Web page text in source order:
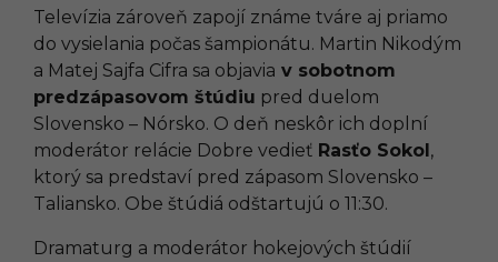
Televízia zároveň zapojí známe tváre aj priamo
do vysielania počas šampionátu. Martin Nikodým
a Matej Sajfa Cifra sa objavia v sobotnom
predzápasovom štúdiu pred duelom
Slovensko – Nórsko. O deň neskôr ich doplní
moderátor relácie Dobre vedieť Rasťo Sokol,
ktorý sa predstaví pred zápasom Slovensko –
Taliansko. Obe štúdiá odštartujú o 11:30.
Dramaturg a moderátor hokejových štúdií